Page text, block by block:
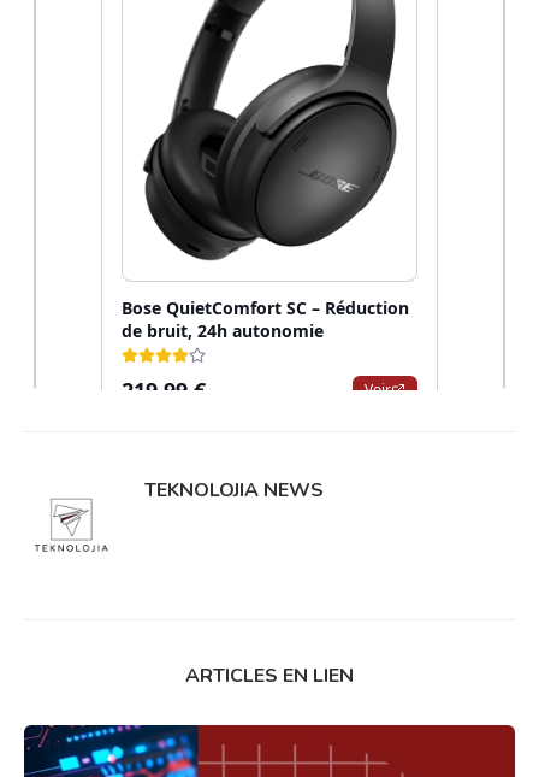
TEKNOLOJIA NEWS
ARTICLES EN LIEN